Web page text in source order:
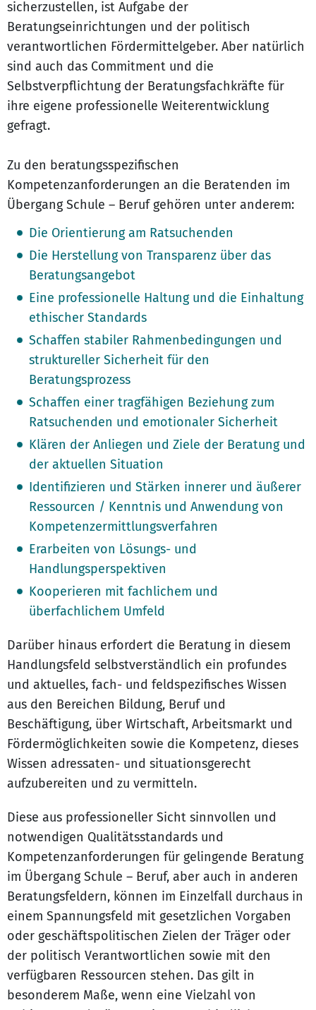
sicherzustellen, ist Aufgabe der
Beratungseinrichtungen und der politisch
verantwortlichen Fördermittelgeber. Aber natürlich
sind auch das Commitment und die
Selbstverpflichtung der Beratungsfachkräfte für
ihre eigene professionelle Weiterentwicklung
gefragt.
Zu den beratungsspezifischen
Kompetenzanforderungen an die Beratenden im
Übergang Schule – Beruf gehören unter anderem:
Die Orientierung am Ratsuchenden
Die Herstellung von Transparenz über das
Beratungsangebot
Eine professionelle Haltung und die Einhaltung
ethischer Standards
Schaffen stabiler Rahmenbedingungen und
struktureller Sicherheit für den
Beratungsprozess
Schaffen einer tragfähigen Beziehung zum
Ratsuchenden und emotionaler Sicherheit
Klären der Anliegen und Ziele der Beratung und
der aktuellen Situation
Identifizieren und Stärken innerer und äußerer
Ressourcen / Kenntnis und Anwendung von
Kompetenzermittlungsverfahren
Erarbeiten von Lösungs- und
Handlungsperspektiven
Kooperieren mit fachlichem und
überfachlichem Umfeld
Darüber hinaus erfordert die Beratung in diesem
Handlungsfeld selbstverständlich ein profundes
und aktuelles, fach- und feldspezifisches Wissen
aus den Bereichen Bildung, Beruf und
Beschäftigung, über Wirtschaft, Arbeitsmarkt und
Fördermöglichkeiten sowie die Kompetenz, dieses
Wissen adressaten- und situationsgerecht
aufzubereiten und zu vermitteln.
Diese aus professioneller Sicht sinnvollen und
notwendigen Qualitätsstandards und
Kompetenzanforderungen für gelingende Beratung
im Übergang Schule – Beruf, aber auch in anderen
Beratungsfeldern, können im Einzelfall durchaus in
einem Spannungsfeld mit gesetzlichen Vorgaben
oder geschäftspolitischen Zielen der Träger oder
der politisch Verantwortlichen sowie mit den
verfügbaren Ressourcen stehen. Das gilt in
besonderem Maße, wenn eine Vielzahl von